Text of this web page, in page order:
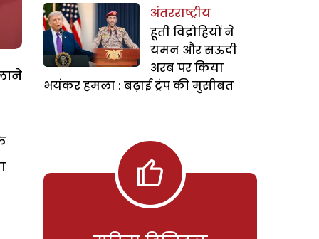
अंतरराष्ट्रीय
हूती विद्रोहियों ने
यमन और सऊदी
अरब पर किया
भयंकर हमला : बढ़ाई ट्रंप की मुसीबत